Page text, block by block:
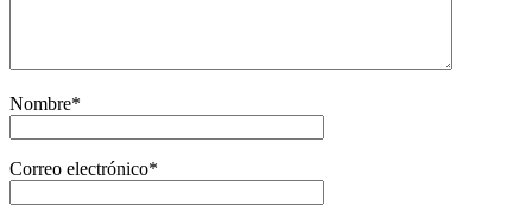
Nombre*
Correo electrónico*